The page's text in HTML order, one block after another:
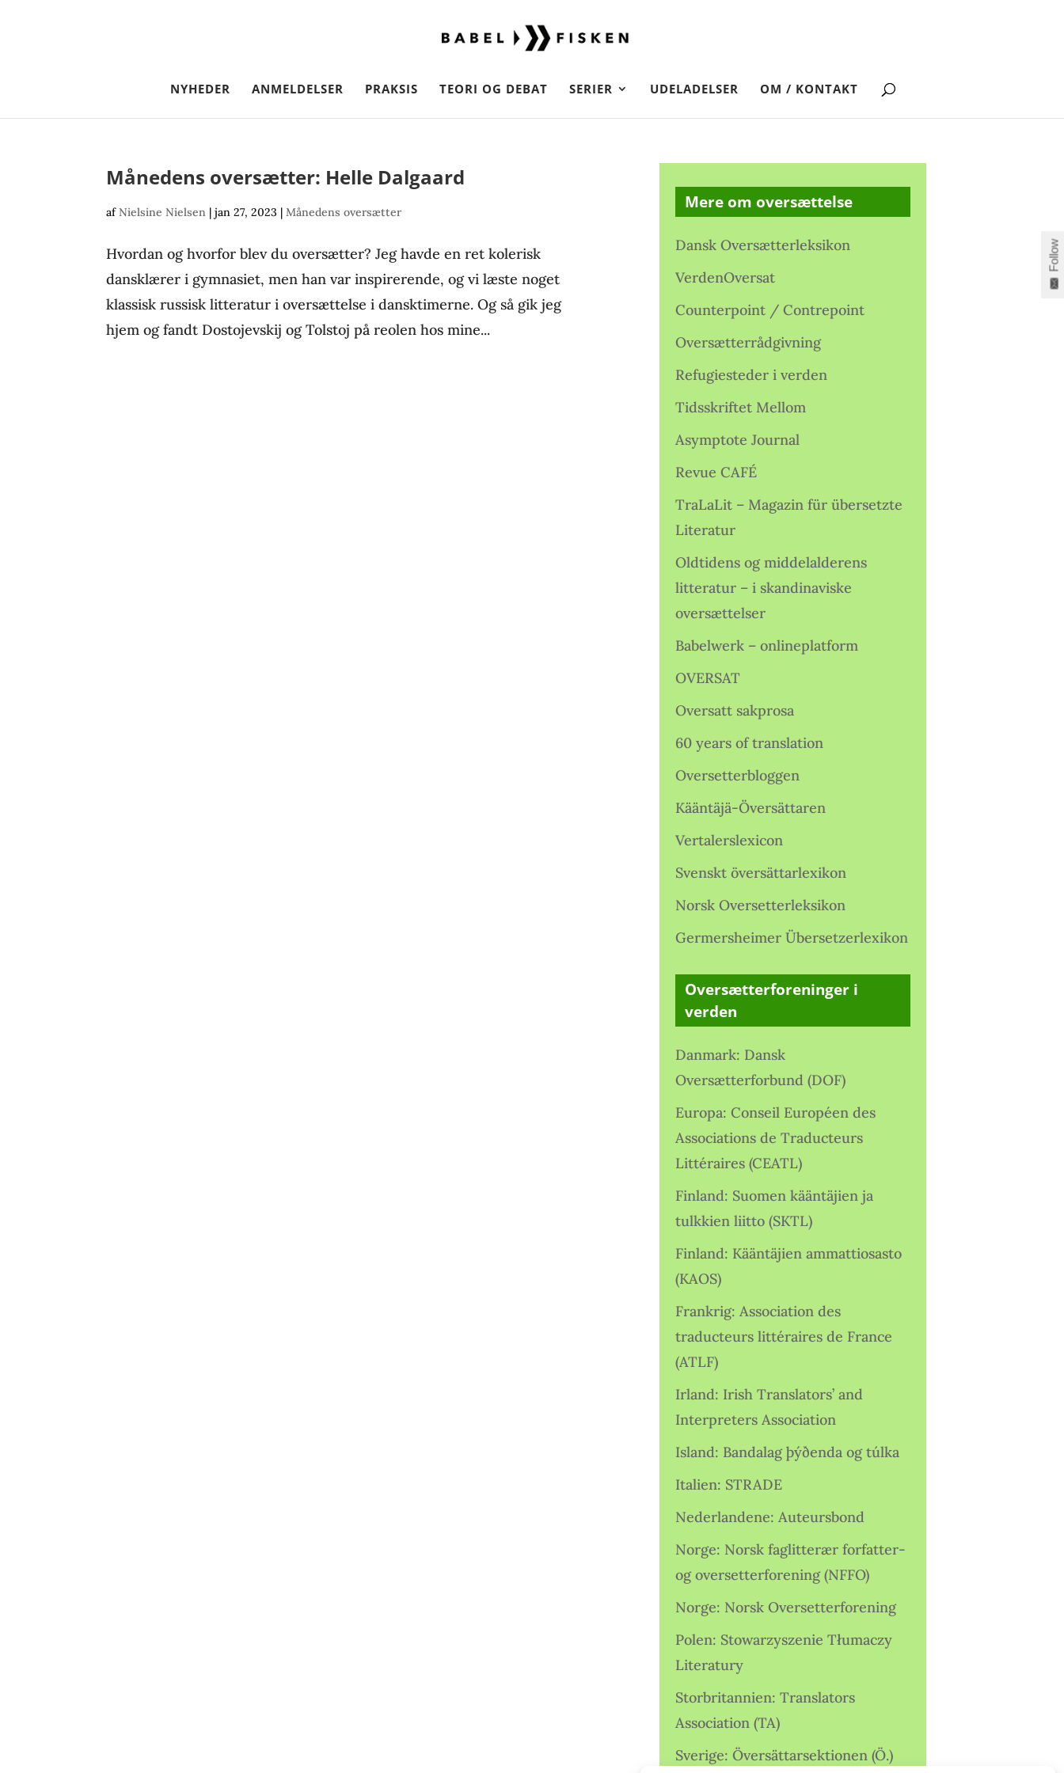
NYHEDER ANMELDELSER PRAKSIS TEORI OG DEBAT SERIER UDELADELSER OM / KONTAKT
Månedens oversætter: Helle Dalgaard
afNielsine Nielsen |jan 27, 2023 |Månedens oversætter
Hvordan og hvorfor blev du oversætter? Jeg havde en ret kolerisk
dansklærer i gymnasiet, men han var inspirerende, og vi læste noget
klassisk russisk litteratur i oversættelse i dansktimerne. Og så gik jeg
hjem og fandt Dostojevskij og Tolstoj på reolen hos mine...
Mere om oversættelse
Dansk Oversætterleksikon
VerdenOversat
Counterpoint / Contrepoint
Oversætterrådgivning
Refugiesteder i verden
Tidsskriftet Mellom
Asymptote Journal
Revue CAFÉ
TraLaLit – Magazin für übersetzte
Literatur
Oldtidens og middelalderens
litteratur – i skandinaviske
oversættelser
Babelwerk – onlineplatform
OVERSAT
Oversatt sakprosa
60 years of translation
Oversetterbloggen
Kääntäjä-Översättaren
Vertalerslexicon
Svenskt översättarlexikon
Norsk Oversetterleksikon
Germersheimer Übersetzerlexikon
Oversætterforeninger i
verden
Danmark: Dansk
Oversætterforbund (DOF)
Europa: Conseil Européen des
Associations de Traducteurs
Littéraires (CEATL)
Finland: Suomen kääntäjien ja
tulkkien liitto (SKTL)
Finland: Kääntäjien ammattiosasto
(KAOS)
Frankrig: Association des
traducteurs littéraires de France
(ATLF)
Irland: Irish Translators’ and
Interpreters Association
Island: Bandalag þýðenda og túlka
Italien: STRADE
Nederlandene: Auteursbond
Norge: Norsk faglitterær forfatter-
og oversetterforening (NFFO)
Norge: Norsk Oversetterforening
Polen: Stowarzyszenie Tłumaczy
Literatury
Storbritannien: Translators
Association (TA)
Sverige: Översättarsektionen (Ö.)
Follow